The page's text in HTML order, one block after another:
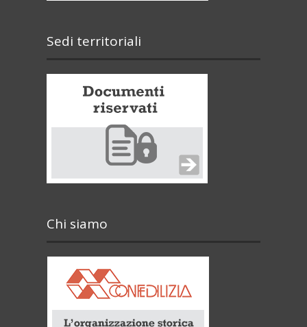
Sedi territoriali
Chi siamo